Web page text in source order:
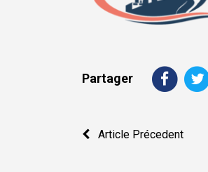
Partager
Navigation
Article Précedent